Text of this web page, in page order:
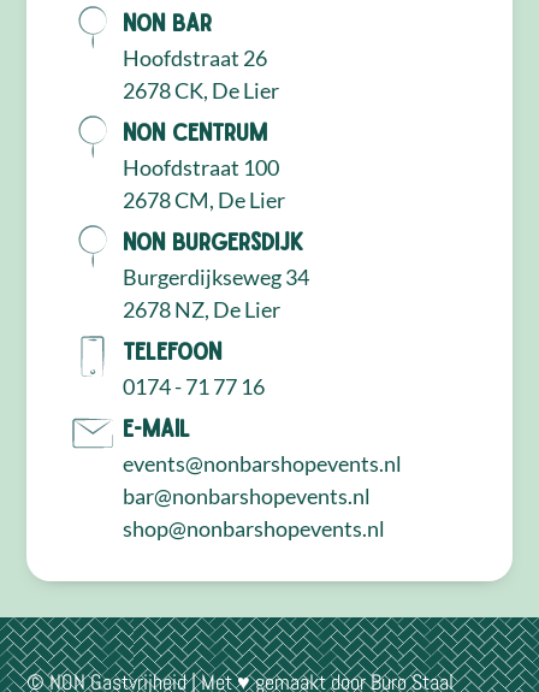
NON Bar
Hoofdstraat 26
2678 CK, De Lier
NON Centrum
Hoofdstraat 100
2678 CM, De Lier
NON Burgersdijk
Burgerdijkseweg 34
2678 NZ, De Lier
Telefoon
0174 - 71 77 16
E-mail
events@nonbarshopevents.nl
bar@nonbarshopevents.nl
shop@nonbarshopevents.nl
© NON Gastvrijheid | Met ♥ gemaakt doorBuro Staal